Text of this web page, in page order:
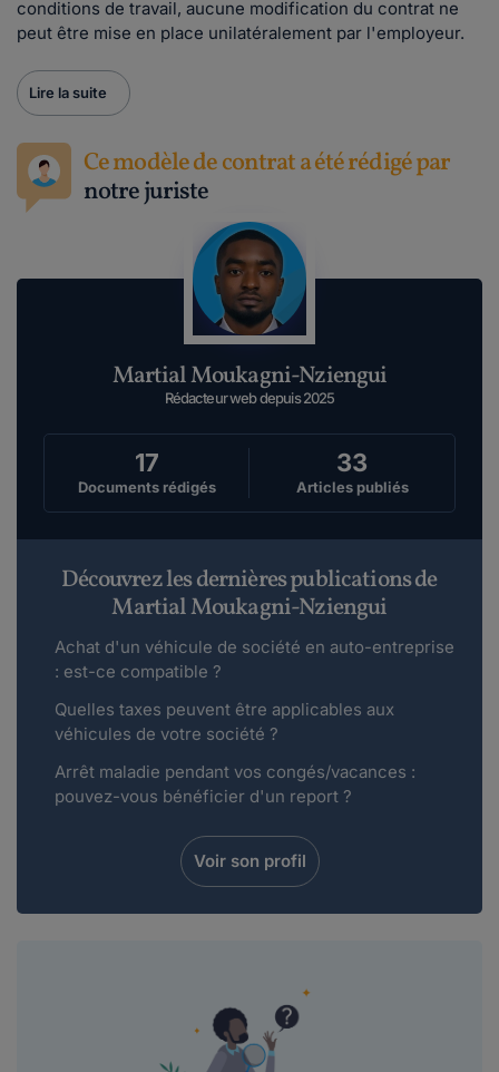
conditions de travail, aucune modification du contrat ne
peut être mise en place unilatéralement par l'employeur.
Lire la suite
Ce modèle de contrat a été rédigé par
notre juriste
Martial Moukagni-Nziengui
Rédacteur web depuis 2025
17
Documents rédigés
33
Articles publiés
Découvrez les dernières publications de
Martial Moukagni-Nziengui
Achat d'un véhicule de société en auto-entreprise
: est-ce compatible ?
Quelles taxes peuvent être applicables aux
véhicules de votre société ?
Arrêt maladie pendant vos congés/vacances :
pouvez-vous bénéficier d'un report ?
Voir son profil